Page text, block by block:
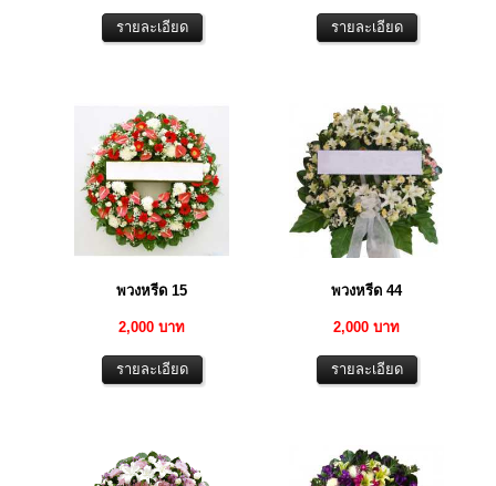
พวงหรีด 15
2,000 บาท
พวงหรีด 44
2,000 บาท